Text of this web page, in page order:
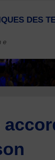
QUES DES T